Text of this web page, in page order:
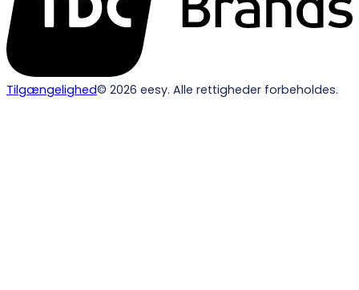
Tilgængelighed© 2026 eesy. Alle rettigheder forbeholdes.